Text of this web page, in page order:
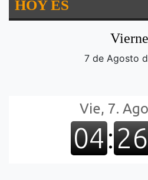
HOY ES
7 de Agosto